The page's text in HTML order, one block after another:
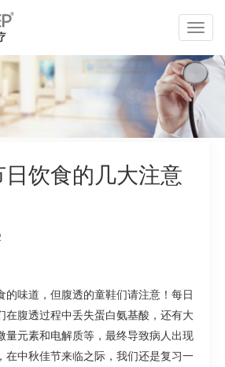
切
换
导
航
饮食的几大注意
味道，但腹透的童鞋们请注意！每日
在腹透过程中丢失蛋白氨基酸，还有大
量元素和电解质等，最终导致病人出现
在中秋佳节来临之际，我们还是复习一